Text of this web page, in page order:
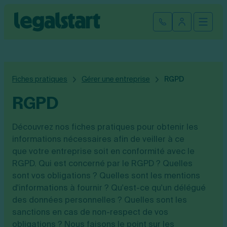
Legalstart
Par statut juridique
Créer une SASU
Créer une SARL
Créer une EURL
Devenir auto-entrepreneur
Créer une entreprise individuelle
Créer une SCI
Créer une association
Par métier
Conseil/finance
Transfert de siège social
Changement de dénomination sociale
Changement de président
Changement d’activité
Transformation SARL en SAS
Transformation d’une SAS en SARL
Modification association
Modification auto-entreprise
Cession de parts sociales
Comptabilité
Par statut
SASU
EURL
SARL
SCI
Entreprise individuelle
Tarifs
Fiches pratiques
Création d'entrepriseFaire une recherche
Se
Fiches pratiques Gérer une entreprise RGPD
RGPD
Découvrez nos fiches pratiques pour obtenir les
informations nécessaires afin de veiller à ce
que votre entreprise soit en conformité avec le
RGPD. Qui est concerné par le RGPD ? Quelles
sont vos obligations ? Quelles sont les mentions
d'informations à fournir ? Qu'est-ce qu'un délégué
des données personnelles ? Quelles sont les
sanctions en cas de non-respect de vos
obligations ? Nous faisons le point sur les